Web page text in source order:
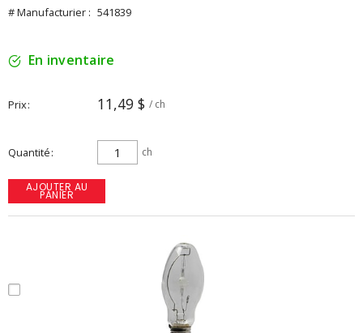
# Manufacturier : 541839
En inventaire
Prix 11,49 $ / ch
Quantité ch
AJOUTER AU
PANIER